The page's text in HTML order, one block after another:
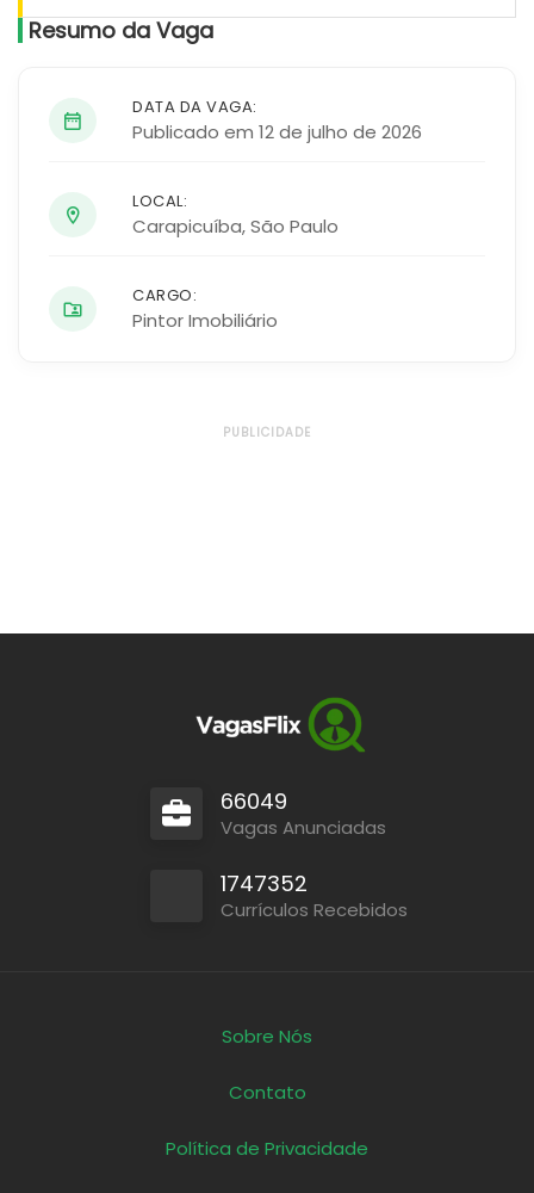
Resumo da Vaga
DATA DA VAGA:
Publicado em 12 de julho de 2026
LOCAL:
Carapicuíba,São Paulo
CARGO:
Pintor Imobiliário
PUBLICIDADE
66049
Vagas Anunciadas
1747352
Currículos Recebidos
Sobre Nós
Contato
Política de Privacidade